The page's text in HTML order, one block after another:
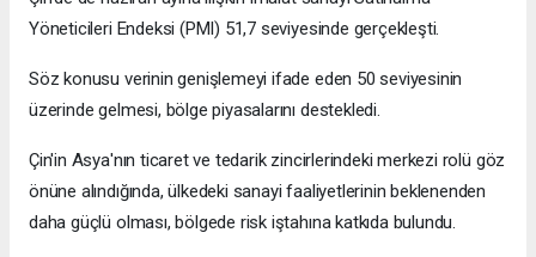
Yöneticileri Endeksi (PMI) 51,7 seviyesinde gerçekleşti.
Söz konusu verinin genişlemeyi ifade eden 50 seviyesinin
üzerinde gelmesi, bölge piyasalarını destekledi.
Çin'in Asya'nın ticaret ve tedarik zincirlerindeki merkezi rolü göz
önüne alındığında, ülkedeki sanayi faaliyetlerinin beklenenden
daha güçlü olması, bölgede risk iştahına katkıda bulundu.